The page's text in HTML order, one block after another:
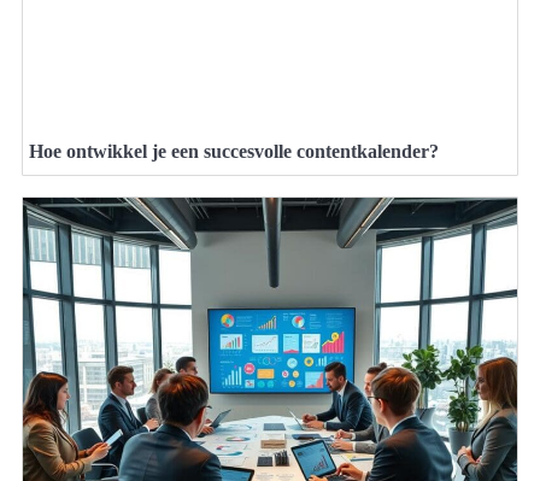
Hoe ontwikkel je een succesvolle contentkalender?